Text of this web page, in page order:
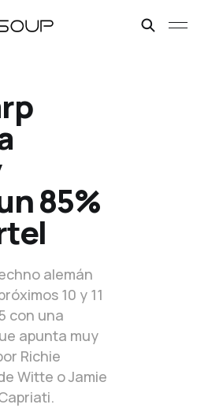
85%
alemán
10 y 11
con una
apunta muy
Richie
Witte o Jamie